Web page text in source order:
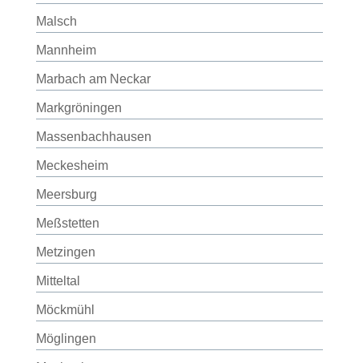
Malsch
Mannheim
Marbach am Neckar
Markgröningen
Massenbachhausen
Meckesheim
Meersburg
Meßstetten
Metzingen
Mitteltal
Möckmühl
Möglingen